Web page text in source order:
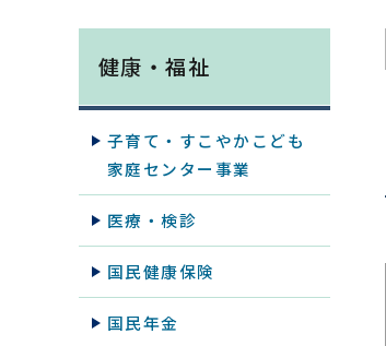
健康・福祉
子育て・すこやかこども
家庭センター事業
医療・検診
国民健康保険
国民年金